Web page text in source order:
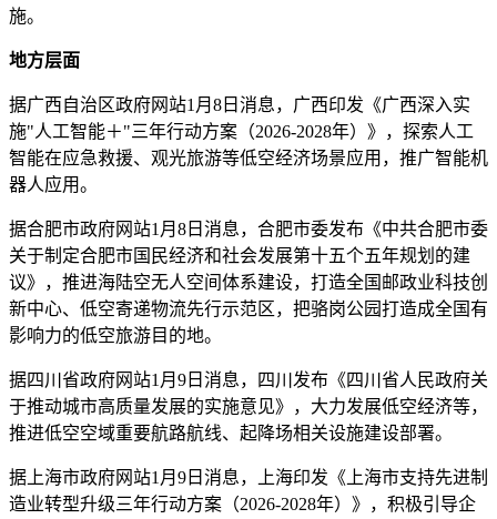
施。
地方层面
据广西自治区政府网站1月8日消息，广西印发《广西深入实
施"人工智能＋"三年行动方案（2026-2028年）》，探索人工
智能在应急救援、观光旅游等低空经济场景应用，推广智能机
器人应用。
据合肥市政府网站1月8日消息，合肥市委发布《中共合肥市委
关于制定合肥市国民经济和社会发展第十五个五年规划的建
议》，推进海陆空无人空间体系建设，打造全国邮政业科技创
新中心、低空寄递物流先行示范区，把骆岗公园打造成全国有
影响力的低空旅游目的地。
据四川省政府网站1月9日消息，四川发布《四川省人民政府关
于推动城市高质量发展的实施意见》，大力发展低空经济等，
推进低空空域重要航路航线、起降场相关设施建设部署。
据上海市政府网站1月9日消息，上海印发《上海市支持先进制
造业转型升级三年行动方案（2026-2028年）》，积极引导企